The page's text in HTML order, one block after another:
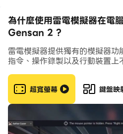
為什麼使用雷電模擬器在
Gensan 2 ?
雷電模擬器提供獨有的模擬器
指令、操作錄製以及行動裝置上
超寬螢幕 鍵盤映